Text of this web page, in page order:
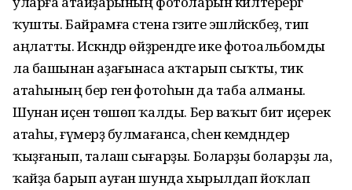
ҡушты. Байрамға стена гәзите эшләйәсәкбеҙ, тип
аңлатты. Искәндәр өйҙәрендәге ике фотоальбомды
ла башынан аҙағынаса аҡтарып сыҡты, тик
атаһының бер генә фотоһын да таба алманы.
Шунан иҫенә төшөп ҡалды. Бер ваҡыт бит иҫерек
атаһы, ғүмерҙә булмағанса, әсәһен кемдәндер
ҡыҙғанып, талаш сығарҙы. Боларҙы боларҙы ла,
ҡайҙа барып ауған шунда хырылдап йоҡлап